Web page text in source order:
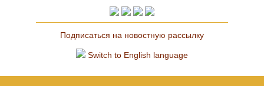
Подписаться на новостную рассылку
Switch to English language